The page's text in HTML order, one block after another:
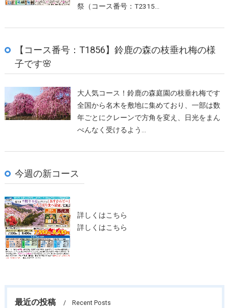
祭（コース番号：T2315…
【コース番号：T1856】鈴鹿の森の枝垂れ梅の様
子です🌸
大人気コース！鈴鹿の森庭園の枝垂れ梅です
全国から名木を敷地に集めており、一部は数
年ごとにクレーンで方角を変え、日光をまん
べんなく受けるよう…
今週の新コース
詳しくはこちら
詳しくはこちら
最近の投稿 Recent Posts